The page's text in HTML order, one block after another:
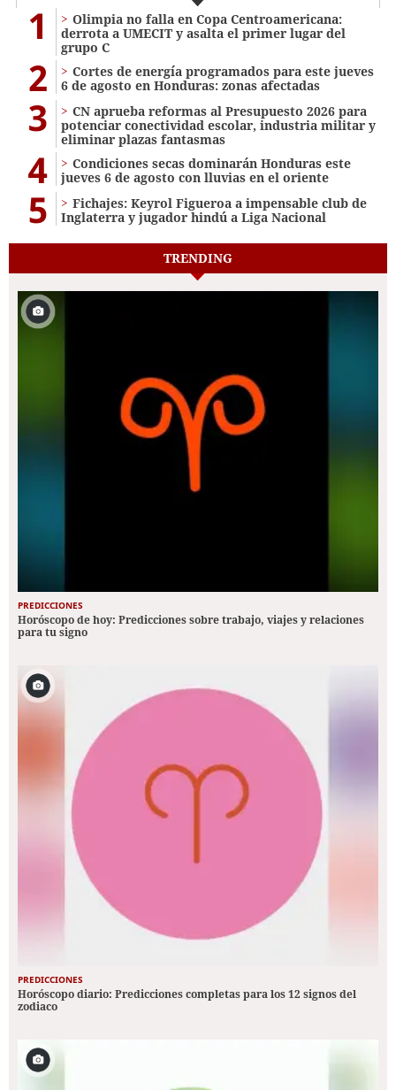
1
Olimpia no falla en Copa Centroamericana:
derrota a UMECIT y asalta el primer lugar del
grupo C
2
Cortes de energía programados para este jueves
6 de agosto en Honduras: zonas afectadas
3
CN aprueba reformas al Presupuesto 2026 para
potenciar conectividad escolar, industria militar y
eliminar plazas fantasmas
4
Condiciones secas dominarán Honduras este
jueves 6 de agosto con lluvias en el oriente
5
Fichajes: Keyrol Figueroa a impensable club de
Inglaterra y jugador hindú a Liga Nacional
TRENDING
PREDICCIONES
Horóscopo de hoy: Predicciones sobre trabajo, viajes y relaciones
para tu signo
PREDICCIONES
Horóscopo diario: Predicciones completas para los 12 signos del
zodiaco